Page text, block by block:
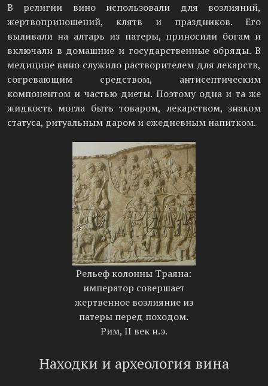
В религии вино использовали для возлияний,
жертвоприношений, клятв и праздников. Его
выливали на алтарь из патеры, приносили богам и
включали в домашние и государственные обряды. В
медицине вино служило растворителем для лекарств,
согревающим средством, антисептическим
компонентом и частью диеты. Поэтому одна и та же
жидкость могла быть товаром, лекарством, знаком
статуса, ритуальным даром и ежедневным напитком.
Рельеф колонны Траяна:
император совершает
жертвенное возлияние из
патеры перед походом.
Рим, II век н.э.
Находки и археология вина